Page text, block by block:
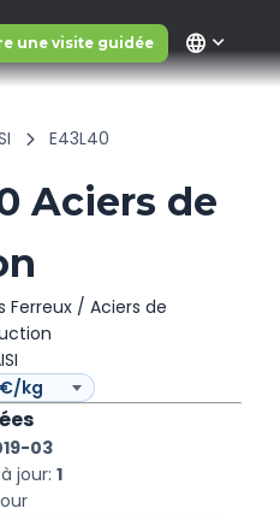
une visite guidée language
E43L40
Aciers de
Ferreux / Aciers de
03
jour: 1